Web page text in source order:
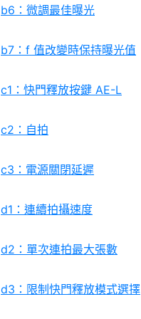
b6：微調最佳曝光
b7：f 值改變時保持曝光值
c1：快門釋放按鍵 AE-L
c2：自拍
c3：電源關閉延遲
d1：連續拍攝速度
d2：單次連拍最大張數
d3：限制快門釋放模式選擇